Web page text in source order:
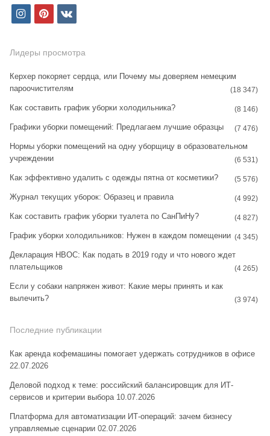
i
s
a
g
r
a
p
n
e
r
e
s
v
Лидеры просмотра
Керхер покоряет сердца, или Почему мы доверяем немецким
пароочистителям
(18 347)
Как составить график уборки холодильника? (8 146)
Графики уборки помещений: Предлагаем лучшие образцы (7 476)
Нормы уборки помещений на одну уборщицу в образовательном
учреждении
(6 531)
Как эффективно удалить с одежды пятна от косметики? (5 576)
Журнал текущих уборок: Образец и правила (4 992)
Как составить график уборки туалета по СанПиНу? (4 827)
График уборки холодильников: Нужен в каждом помещении (4 345)
Декларация НВОС: Как подать в 2019 году и что нового ждет
плательщиков
(4 265)
Если у собаки напряжен живот: Какие меры принять и как
вылечить?
(3 974)
Последние публикации
Как аренда кофемашины помогает удержать сотрудников в офисе
22.07.2026
Деловой подход к теме: российский балансировщик для ИТ-
сервисов и критерии выбора 10.07.2026
Платформа для автоматизации ИТ-операций: зачем бизнесу
управляемые сценарии 02.07.2026